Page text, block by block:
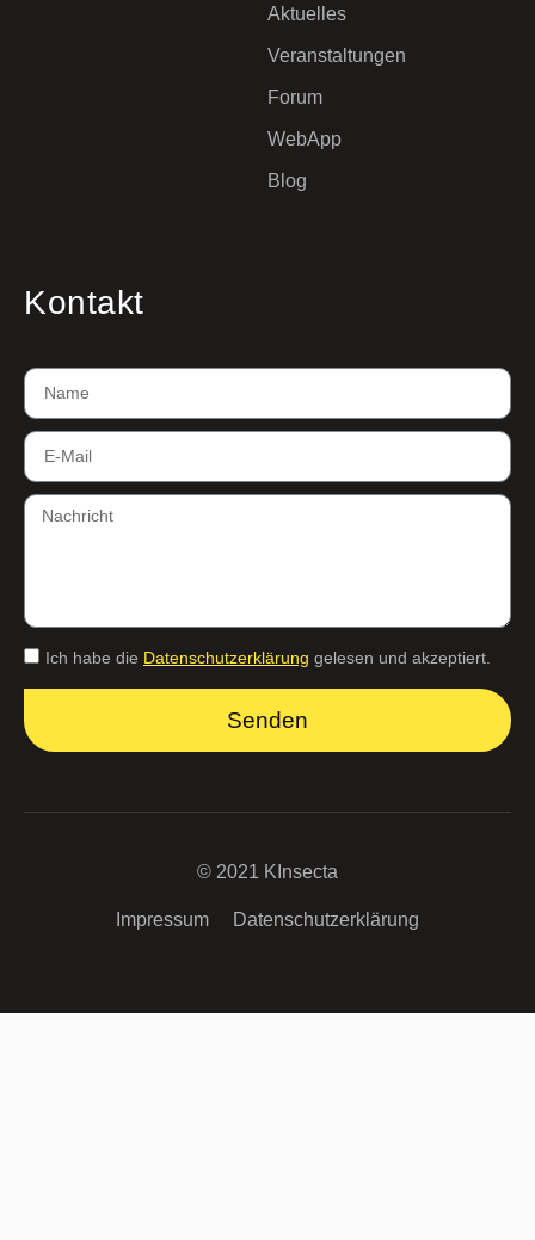
Aktuelles
Veranstaltungen
Forum
WebApp
Blog
Kontakt
Ich habe die Datenschutzerklärung gelesen und akzeptiert.
Senden
© 2021 KInsecta
Impressum Datenschutzerklärung